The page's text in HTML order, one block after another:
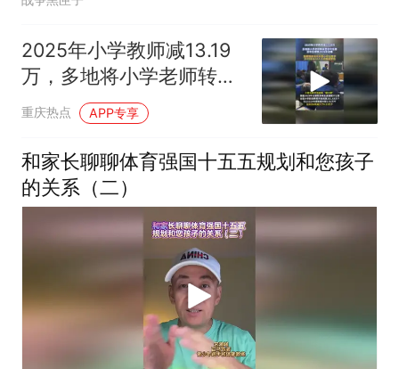
2025年小学教师减13.19
万，多地将小学老师转岗
至初中任教
重庆热点 APP专享
和家长聊聊体育强国十五五规划和您孩子
的关系（二）